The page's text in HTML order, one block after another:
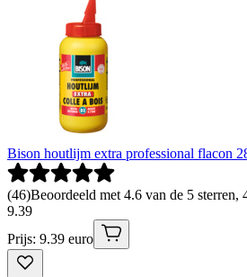
Bison houtlijm extra professional flacon
(46)Beoordeeld met 4.6 van de 5 sterren,
9.39
Prijs: 9.39 euro